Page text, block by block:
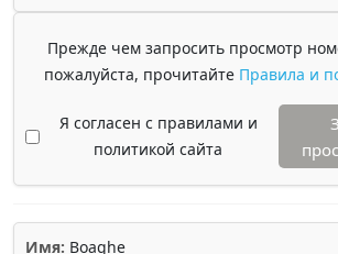
Прежде чем запросить просмотр
пожалуйста, прочитайте Правила и
Я согласен с правилами и
политикой сайта
Имя: Boaghe